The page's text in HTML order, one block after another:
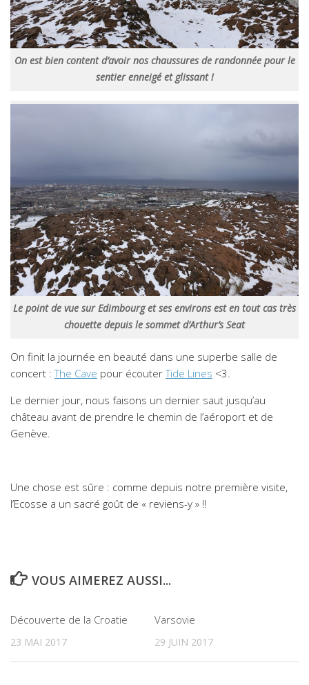
On est bien content d’avoir nos chaussures de randonnée pour le
sentier enneigé et glissant !
Le point de vue sur Edimbourg et ses environs est en tout cas très
chouette depuis le sommet d’Arthur’s Seat
On finit la journée en beauté dans une superbe salle de
concert :The Cave pour écouterTide Lines <3.
Le dernier jour, nous faisons un dernier saut jusqu’au
château avant de prendre le chemin de l’aéroport et de
Genève.
Une chose est sûre : comme depuis notre première visite,
l’Ecosse a un sacré goût de « reviens-y » !!
VOUS AIMEREZ AUSSI...
Découverte de la Croatie
23 MAI 2017
Varsovie
29 JUIN 2017